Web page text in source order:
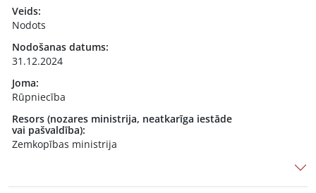
Veids:
Nodots
Nodošanas datums:
31.12.2024
Joma:
Rūpniecība
Resors (nozares ministrija, neatkarīga iestāde
vai pašvaldība):
Zemkopības ministrija